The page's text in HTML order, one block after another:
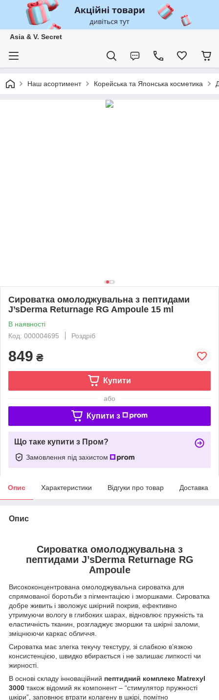
Asia & V. Secret
Наш асортимент Корейська та Японська косметика
Сироватка омолоджувальна з пептидами
J’sDerma Returnage RG Ampoule 15 ml
В наявності
Код: 000004695
Роздріб
849 ₴
Купити
або
Купити з
Що таке купити з Пром?
Замовлення під захистом
Опис Характеристики Відгуки про товар Доставка
Опис
Сироватка омолоджувальна з
пептидами J’sDerma Returnage RG
Ampoule
Висококонцентрована омолоджувальна сироватка для
спрямованої боротьби з пігментацією і зморшками. Сироватка
добре живить і зволожує шкірний покрив, ефективно
утримуючи вологу в глибоких шарах, відновлює пружність та
еластичність тканин, розгладжує зморшки та шкірні заломи,
зміцнюючи каркас обличчя.
Сироватка має злегка текучу текстуру, зі слабкою в’язкою
консистенцією, швидко вбирається і не залишає липкості чи
жирності.
В основі складу інноваційний пептидний комплекс Matrexyl
3000 також відомий як компонент – “стимулятор пружності
шкіри”, заповнює втрати колагену в шкірі, помітно